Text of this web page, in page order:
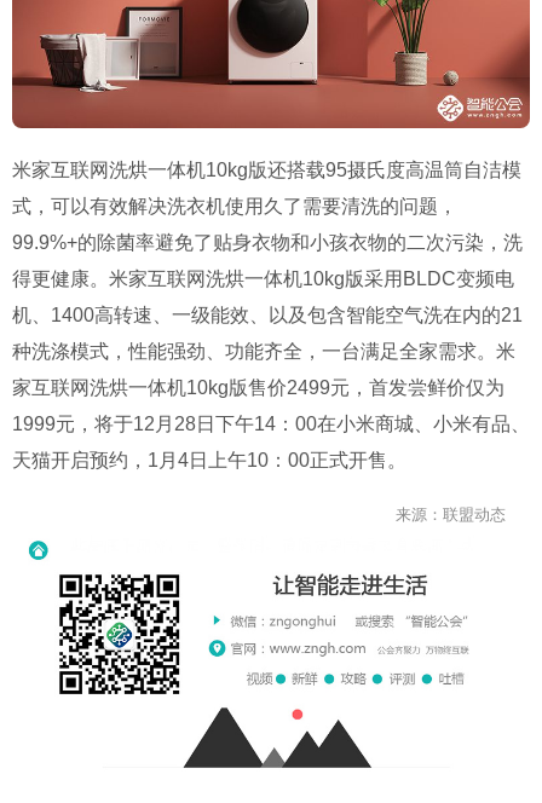
米家互联网洗烘一体机10kg版还搭载95摄氏度高温筒自洁模
式，可以有效解决洗衣机使用久了需要清洗的问题，
99.9%+的除菌率避免了贴身衣物和小孩衣物的二次污染，洗
得更健康。米家互联网洗烘一体机10kg版采用 BLDC变频电
机、 1400高转速、一级能效、以及包含智能空气洗在内的21
种洗涤模式，性能强劲、功能齐全，一台满足全家需求。米
家互联网洗烘一体机10kg版售价2499元，首发尝鲜价仅为
1999元，将于12 月 28日下午14 ： 00在小米商城、小米有品、
天猫开启预约， 1 月 4日上午10 ： 00正式开售。
来源：联盟动态